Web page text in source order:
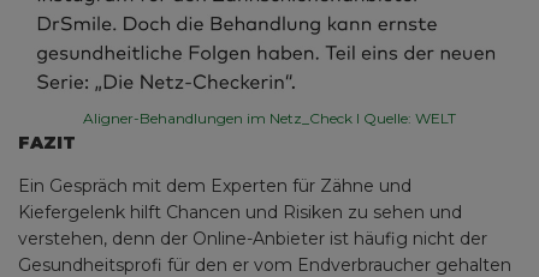
Aligner-Behandlungen im Netz_Check I Quelle: WELT
FAZIT
Ein Gespräch mit dem Experten für Zähne und
Kiefergelenk hilft Chancen und Risiken zu sehen und
verstehen, denn der Online-Anbieter ist häufig nicht der
Gesundheitsprofi für den er vom Endverbraucher gehalten